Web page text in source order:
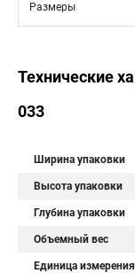
Размеры
Технические
033
Ширина упаковки
Высота упаковки
Глубина упаковки
Объемный вес
Единица измерения